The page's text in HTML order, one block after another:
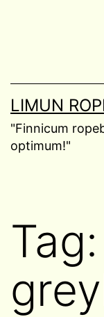
LIMUN
"Finnicum
optimum!"
Tag: